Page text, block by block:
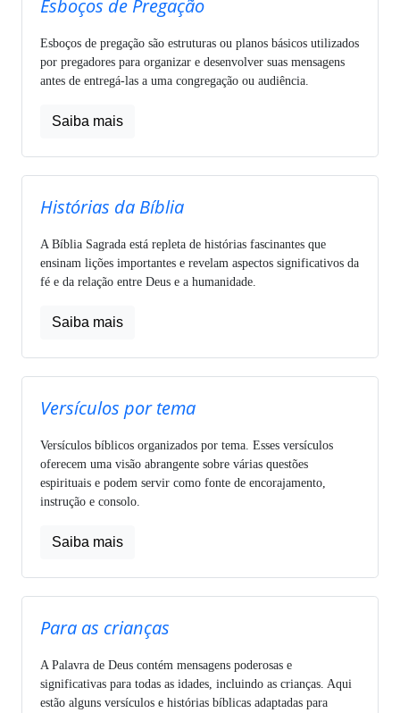
Esboços de Pregação
Esboços de pregação são estruturas ou planos básicos utilizados
por pregadores para organizar e desenvolver suas mensagens
antes de entregá-las a uma congregação ou audiência.
Saiba mais
Histórias da Bíblia
A Bíblia Sagrada está repleta de histórias fascinantes que
ensinam lições importantes e revelam aspectos significativos da
fé e da relação entre Deus e a humanidade.
Saiba mais
Versículos por tema
Versículos bíblicos organizados por tema. Esses versículos
oferecem uma visão abrangente sobre várias questões
espirituais e podem servir como fonte de encorajamento,
instrução e consolo.
Saiba mais
Para as crianças
A Palavra de Deus contém mensagens poderosas e
significativas para todas as idades, incluindo as crianças. Aqui
estão alguns versículos e histórias bíblicas adaptadas para